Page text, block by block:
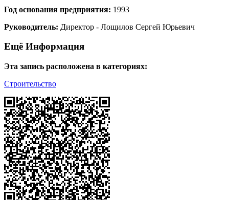
Год основания предприятия: 1993
Руководитель: Директор - Лощилов Сергей Юрьевич
Ещё Информация
Эта запись расположена в категориях:
Строительство